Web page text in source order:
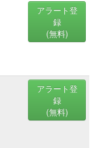
アラート登
録
(無料)
アラート登
録
(無料)